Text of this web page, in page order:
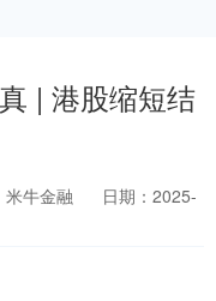
| 港股缩短结
米牛金融
日期：2025-